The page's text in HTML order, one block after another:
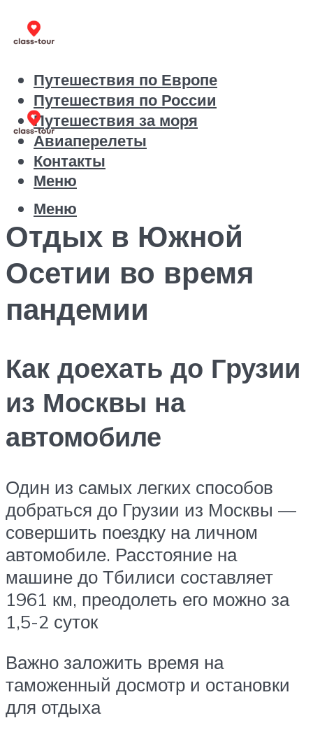
Путешествия по Европе
Путешествия по России
Путешествия за моря
Авиаперелеты
Контакты
Меню
Меню
Отдых в Южной
Осетии во время
пандемии
Как доехать до Грузии
из Москвы на
автомобиле
Один из самых легких способов
добраться до Грузии из Москвы —
совершить поездку на личном
автомобиле. Расстояние на
машине до Тбилиси составляет
1961 км, преодолеть его можно за
1,5-2 суток
Важно заложить время на
таможенный досмотр и остановки
для отдыха